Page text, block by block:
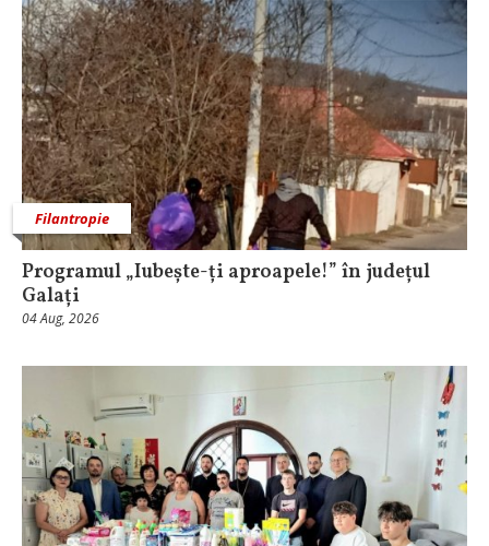
Filantropie
Programul „Iubește-ți aproapele!” în județul
Galați
04 Aug, 2026